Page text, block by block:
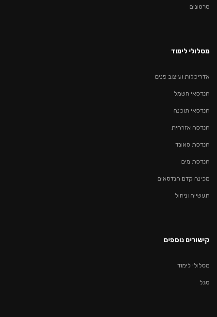
סרטונים
מסלולי לימוד
אדריכלות ועיצוב פנים
הנדסאי חשמל
הנדסאי תוכנה
הנדסה אזרחית
הנדסת סאונד
הנדסת מים
מכינה קדם הנדסאים
תעשייה וניהול
קישורים נוספים
מסלולי לימוד
סגל